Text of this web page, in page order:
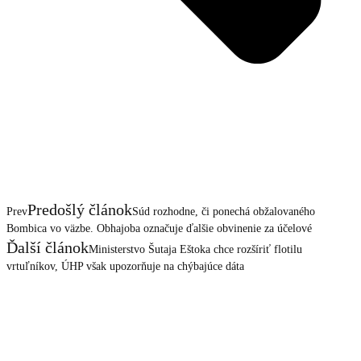
PrevPredošlý článokSúd rozhodne, či ponechá obžalovaného
Bombica vo väzbe. Obhajoba označuje ďalšie obvinenie za účelové
Ďalší článokMinisterstvo Šutaja Eštoka chce rozšíriť flotilu
vrtuľníkov, ÚHP však upozorňuje na chýbajúce dáta